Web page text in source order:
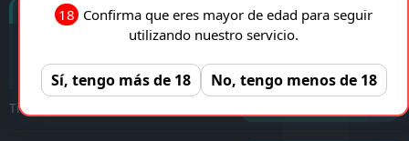
Goles
Tiros a puerta
18 Confirma que eres mayor de edad para seguir
utilizando nuestro servicio.
Sí, tengo más de 18 No, tengo menos de 18